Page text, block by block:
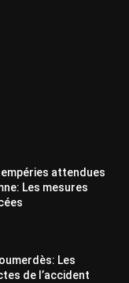
attendues
Les mesures
Les
de l’accident